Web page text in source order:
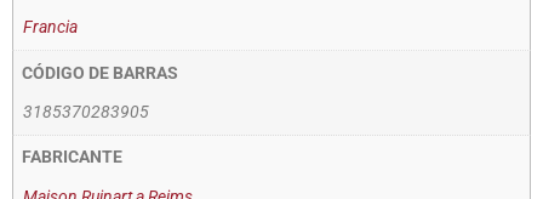
Francia
CÓDIGO DE BARRAS
3185370283905
FABRICANTE